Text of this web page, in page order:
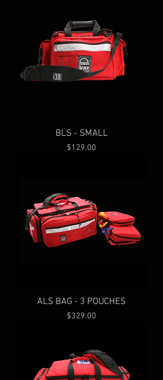
BLS - SMALL
Price
$129.00
ALS BAG - 3 POUCHES
Price
$329.00